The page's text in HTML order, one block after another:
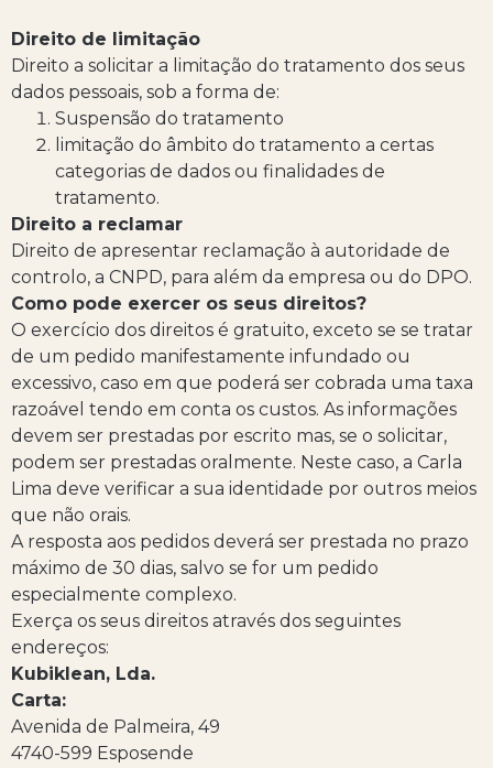
Direito de limitação
Direito a solicitar a limitação do tratamento dos seus
dados pessoais, sob a forma de:
Suspensão do tratamento
limitação do âmbito do tratamento a certas
categorias de dados ou finalidades de
tratamento.
Direito a reclamar
Direito de apresentar reclamação à autoridade de
controlo, a CNPD, para além da empresa ou do DPO.
Como pode exercer os seus direitos?
O exercício dos direitos é gratuito, exceto se se tratar
de um pedido manifestamente infundado ou
excessivo, caso em que poderá ser cobrada uma taxa
razoável tendo em conta os custos. As informações
devem ser prestadas por escrito mas, se o solicitar,
podem ser prestadas oralmente. Neste caso, a Carla
Lima deve verificar a sua identidade por outros meios
que não orais.
A resposta aos pedidos deverá ser prestada no prazo
máximo de 30 dias, salvo se for um pedido
especialmente complexo.
Exerça os seus direitos através dos seguintes
endereços:
Kubiklean, Lda.
Carta:
Avenida de Palmeira, 49
4740-599 Esposende